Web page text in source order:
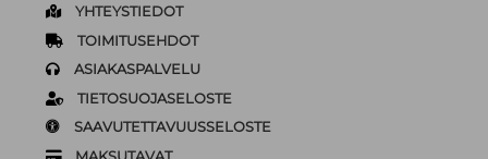
YHTEYSTIEDOT
TOIMITUSEHDOT
ASIAKASPALVELU
TIETOSUOJASELOSTE
SAAVUTETTAVUUSSELOSTE